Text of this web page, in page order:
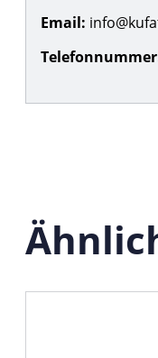
Email: